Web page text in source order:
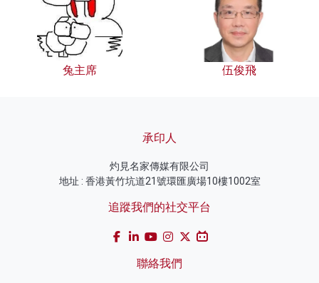
兔主席 伍俊飛
承印人
灼見名家傳媒有限公司
地址 : 香港黃竹坑道21號環匯廣場10樓1002室
追蹤我們的社交平台
聯絡我們